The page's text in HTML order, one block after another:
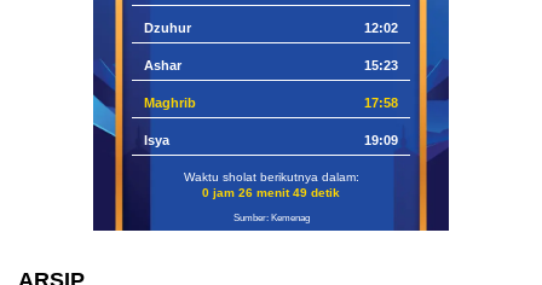
Dzuhur 12:02
Ashar 15:23
Maghrib 17:58
Isya 19:09
Waktu sholat berikutnya dalam:
0 jam 26 menit 48 detik
Sumber: Kemenag